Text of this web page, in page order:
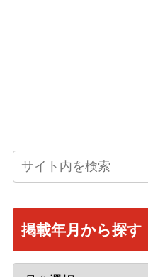
掲載年月から探す